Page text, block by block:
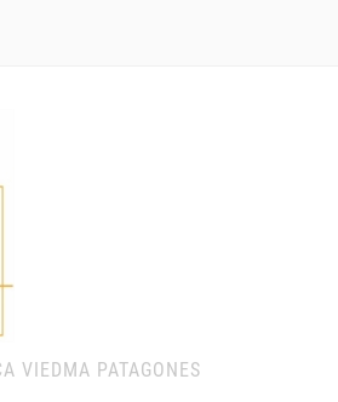
VIEDMA PATAGONES